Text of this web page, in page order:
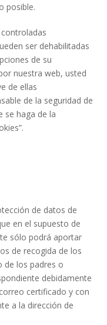
posible.
ser dehabilitadas
de su
nuestra web, usted
de ellas
de la seguridad de
se haga de la
de datos de
en el supuesto de
sólo podrá aportar
de recogida de los
de los padres o
debidamente
certificado y con
a la dirección de